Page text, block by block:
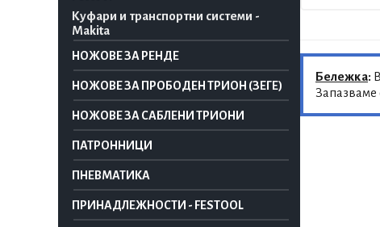
Куфари и транспортни системи -
Makita
НОЖОВЕ ЗА РЕНДЕ
НОЖОВЕ ЗА ПРОБОДЕН ТРИОН (ЗЕГЕ)
НОЖОВЕ ЗА САБЛЕНИ ТРИОНИ
ПАТРОННИЦИ
ПНЕВМАТИКА
ПРИНАДЛЕЖНОСТИ - FESTOOL
Бележка:
Запазваме